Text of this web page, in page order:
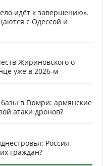
идёт к завершению».
с Одессой и
Жириновского о
уже в 2026-м
в Гюмри: армянские
атаки дронов?
Россия
граждан?